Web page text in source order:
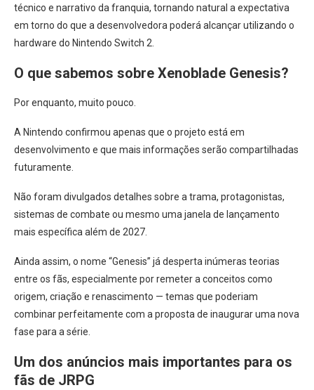
técnico e narrativo da franquia, tornando natural a expectativa
em torno do que a desenvolvedora poderá alcançar utilizando o
hardware do Nintendo Switch 2.
O que sabemos sobre Xenoblade Genesis?
Por enquanto, muito pouco.
A Nintendo confirmou apenas que o projeto está em
desenvolvimento e que mais informações serão compartilhadas
futuramente.
Não foram divulgados detalhes sobre a trama, protagonistas,
sistemas de combate ou mesmo uma janela de lançamento
mais específica além de 2027.
Ainda assim, o nome “Genesis” já desperta inúmeras teorias
entre os fãs, especialmente por remeter a conceitos como
origem, criação e renascimento — temas que poderiam
combinar perfeitamente com a proposta de inaugurar uma nova
fase para a série.
Um dos anúncios mais importantes para os
fãs de JRPG